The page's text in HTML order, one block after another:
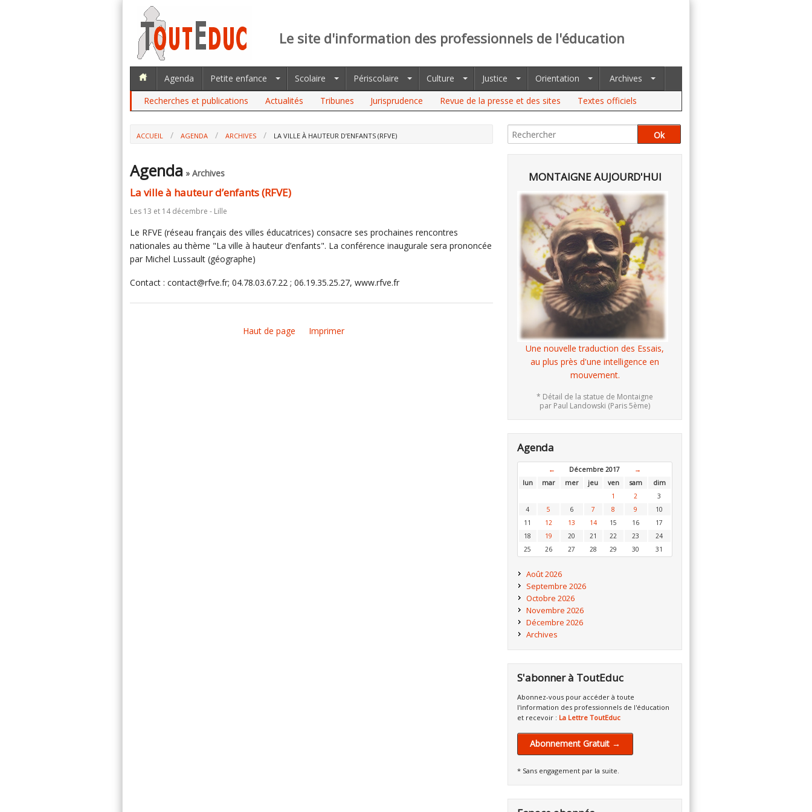
Le site d'information des professionnels de l'éducation
Agenda Petite enfance Scolaire Périscolaire Culture Justice Orientation
Archives
Recherches et publications
Actualités Tribunes Jurisprudence Revue de la presse et des sites Textes officiels
ACCUEIL AGENDA ARCHIVES LA VILLE À HAUTEUR D’ENFANTS (RFVE)
Agenda » Archives
La ville à hauteur d’enfants (RFVE)
Les 13 et 14 décembre - Lille
Le RFVE (réseau français des villes éducatrices) consacre ses prochaines rencontres
nationales au thème "La ville à hauteur d’enfants". La conférence inaugurale sera prononcée
par Michel Lussault (géographe)
Contact : contact@rfve.fr; 04.78.03.67.22 ; 06.19.35.25.27, www.rfve.fr
Haut de page Imprimer
MONTAIGNE AUJOURD'HUI
Une nouvelle traduction des Essais,
au plus près d'une intelligence en
mouvement.
* Détail de la statue de Montaigne
par Paul Landowski (Paris 5ème)
Agenda
← Décembre 2017
→
lun
mar mer jeu ven sam
dim
1
2
3
4
5 6 7 8 9
10
11
12 13 14 15 16
17
18
19 20 21 22 23
24
25
26 27 28 29 30 31
Août 2026
Septembre 2026
Octobre 2026
Novembre 2026
Décembre 2026
Archives
S'abonner à ToutEduc
Abonnez-vous pour accéder à toute
l'information des professionnels de l'éducation
et recevoir : La Lettre ToutEduc
Abonnement Gratuit →
* Sans engagement par la suite.